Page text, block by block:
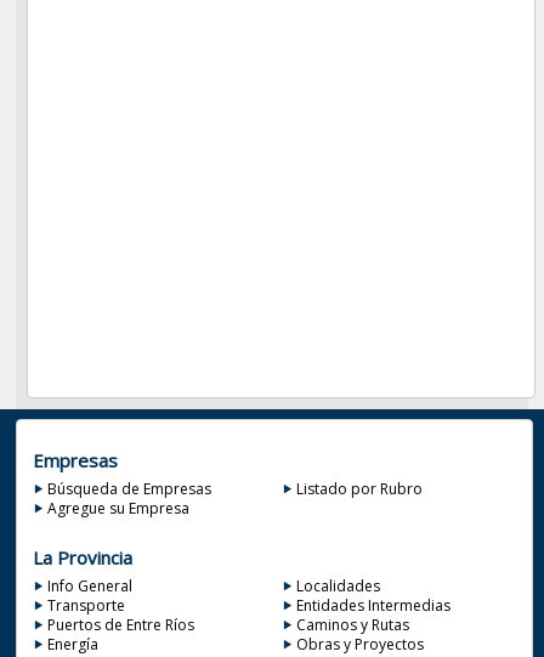
Empresas
Búsqueda de Empresas
Listado por Rubro
Agregue su Empresa
La Provincia
Info General
Localidades
Transporte
Entidades Intermedias
Puertos de Entre Ríos
Caminos y Rutas
Energía
Obras y Proyectos